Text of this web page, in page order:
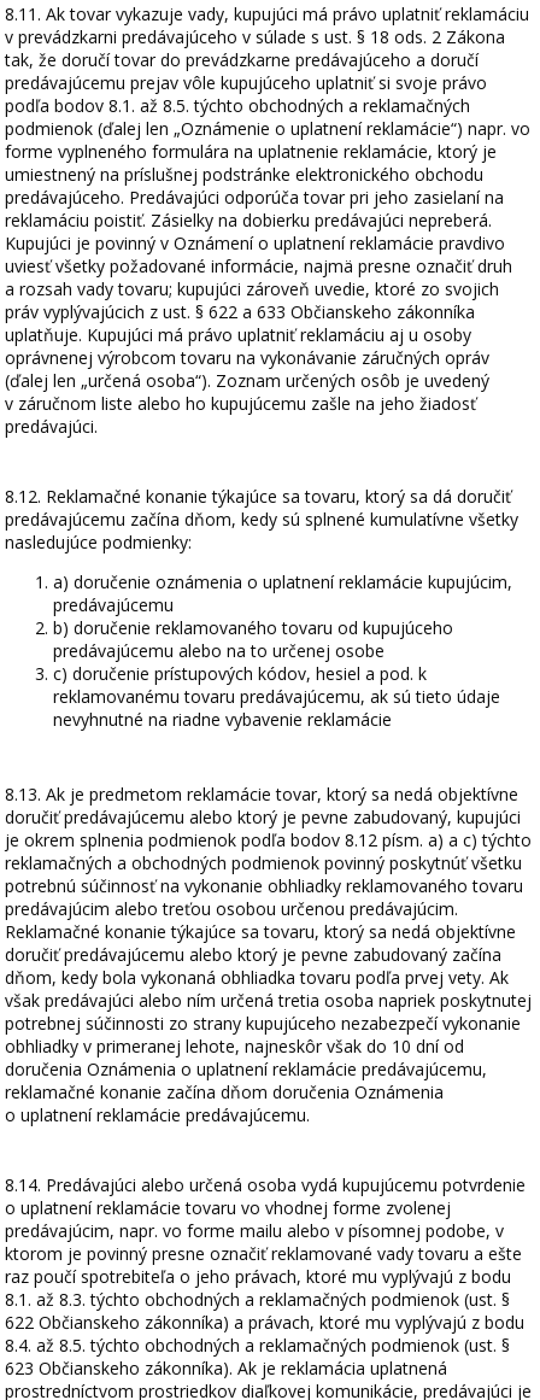
8.11. Ak tovar vykazuje vady, kupujúci má právo uplatniť reklamáciu
v prevádzkarni predávajúceho v súlade s ust. § 18 ods. 2 Zákona
tak, že doručí tovar do prevádzkarne predávajúceho a doručí
predávajúcemu prejav vôle kupujúceho uplatniť si svoje právo
podľa bodov 8.1. až 8.5. týchto obchodných a reklamačných
podmienok (ďalej len „Oznámenie o uplatnení reklamácie“) napr. vo
forme vyplneného formulára na uplatnenie reklamácie, ktorý je
umiestnený na príslušnej podstránke elektronického obchodu
predávajúceho. Predávajúci odporúča tovar pri jeho zasielaní na
reklamáciu poistiť. Zásielky na dobierku predávajúci nepreberá.
Kupujúci je povinný v Oznámení o uplatnení reklamácie pravdivo
uviesť všetky požadované informácie, najmä presne označiť druh
a rozsah vady tovaru; kupujúci zároveň uvedie, ktoré zo svojich
práv vyplývajúcich z ust. § 622 a 633 Občianskeho zákonníka
uplatňuje. Kupujúci má právo uplatniť reklamáciu aj u osoby
oprávnenej výrobcom tovaru na vykonávanie záručných opráv
(ďalej len „určená osoba“). Zoznam určených osôb je uvedený
v záručnom liste alebo ho kupujúcemu zašle na jeho žiadosť
predávajúci.
8.12. Reklamačné konanie týkajúce sa tovaru, ktorý sa dá doručiť
predávajúcemu začína dňom, kedy sú splnené kumulatívne všetky
nasledujúce podmienky:
a) doručenie oznámenia o uplatnení reklamácie kupujúcim,
predávajúcemu
b) doručenie reklamovaného tovaru od kupujúceho
predávajúcemu alebo na to určenej osobe
c) doručenie prístupových kódov, hesiel a pod. k
reklamovanému tovaru predávajúcemu, ak sú tieto údaje
nevyhnutné na riadne vybavenie reklamácie
8.13. Ak je predmetom reklamácie tovar, ktorý sa nedá objektívne
doručiť predávajúcemu alebo ktorý je pevne zabudovaný, kupujúci
je okrem splnenia podmienok podľa bodov 8.12 písm. a) a c) týchto
reklamačných a obchodných podmienok povinný poskytnúť všetku
potrebnú súčinnosť na vykonanie obhliadky reklamovaného tovaru
predávajúcim alebo treťou osobou určenou predávajúcim.
Reklamačné konanie týkajúce sa tovaru, ktorý sa nedá objektívne
doručiť predávajúcemu alebo ktorý je pevne zabudovaný začína
dňom, kedy bola vykonaná obhliadka tovaru podľa prvej vety. Ak
však predávajúci alebo ním určená tretia osoba napriek poskytnutej
potrebnej súčinnosti zo strany kupujúceho nezabezpečí vykonanie
obhliadky v primeranej lehote, najneskôr však do 10 dní od
doručenia Oznámenia o uplatnení reklamácie predávajúcemu,
reklamačné konanie začína dňom doručenia Oznámenia
o uplatnení reklamácie predávajúcemu.
8.14. Predávajúci alebo určená osoba vydá kupujúcemu potvrdenie
o uplatnení reklamácie tovaru vo vhodnej forme zvolenej
predávajúcim, napr. vo forme mailu alebo v písomnej podobe, v
ktorom je povinný presne označiť reklamované vady tovaru a ešte
raz poučí spotrebiteľa o jeho právach, ktoré mu vyplývajú z bodu
8.1. až 8.3. týchto obchodných a reklamačných podmienok (ust. §
622 Občianskeho zákonníka) a právach, ktoré mu vyplývajú z bodu
8.4. až 8.5. týchto obchodných a reklamačných podmienok (ust. §
623 Občianskeho zákonníka). Ak je reklamácia uplatnená
prostredníctvom prostriedkov diaľkovej komunikácie, predávajúci je